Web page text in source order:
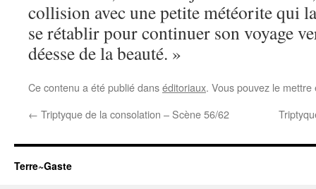
collision avec une petite météorite qui
se rétablir pour continuer son voyage
déesse de la beauté. »
Ce contenu a été publié danséditoriaux. Vous pouvez le
← Triptyque de la consolation – Scène 56/62
Terre~Gaste